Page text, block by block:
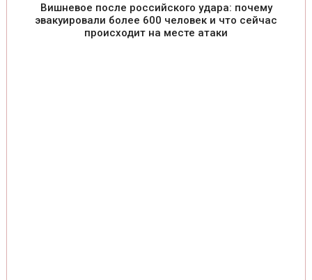
Вишневое после российского удара: почему
эвакуировали более 600 человек и что сейчас
происходит на месте атаки